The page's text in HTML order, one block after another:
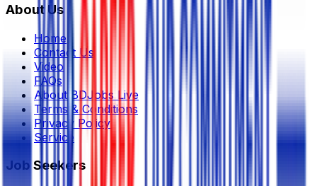
About Us
Home
Contact Us
Video
FAQs
About BDJobs Live
Terms & Conditions
Privacy Policy
Service
Job Seekers